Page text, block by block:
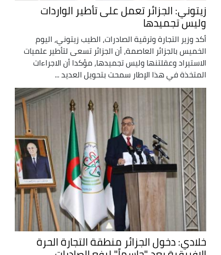
زيتوني: الجزائر تعمل على تأطير الواردات
وليس تجميدها
أكد وزير التجارة وترقية الصادرات، الطيب زيتوني، اليوم
الخميس بالجزائر العاصمة، أن الجزائر تسعى لتأطير علميات
الاستيراد وعقلتنها وليس تجميدها، مؤكدا أن الاجراءات
المتخذة في هذا الإطار سمحت بتحويل العديد ...
خلادي: دخول الجزائر منطقة التجارة الحرة